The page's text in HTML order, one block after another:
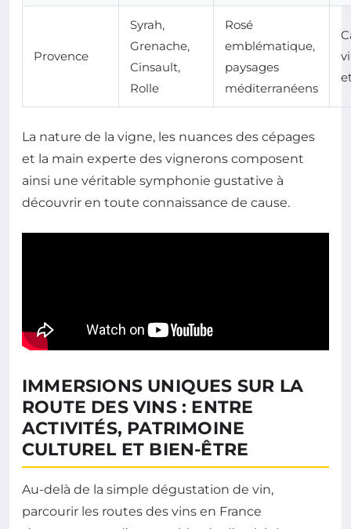
Provence
Syrah,
Grenache,
Cinsault,
Rolle
Rosé
emblématique,
paysages
méditerranéens
La nature de la vigne, les nuances des cépages
et la main experte des vignerons composent
ainsi une véritable symphonie gustative à
découvrir en toute connaissance de cause.
IMMERSIONS UNIQUES SUR LA
ROUTE DES VINS : ENTRE
ACTIVITÉS, PATRIMOINE
CULTUREL ET BIEN-ÊTRE
Au-delà de la simple dégustation de vin,
parcourir les routes des vins en France